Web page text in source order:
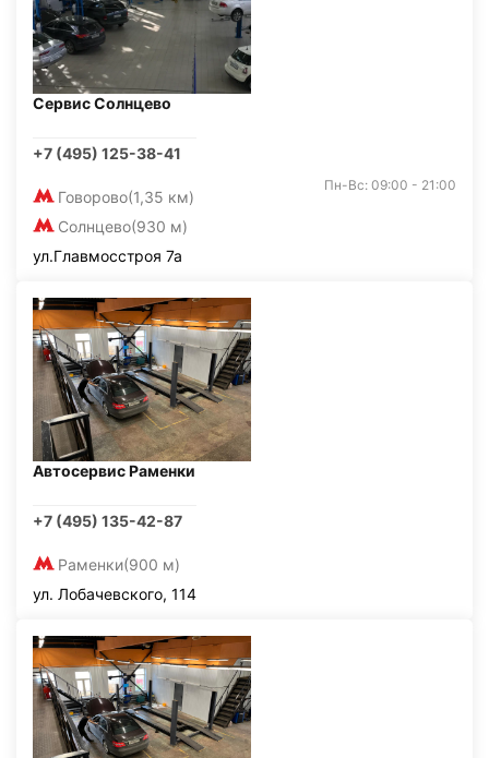
Сервис Солнцево
+7 (495) 125-38-41
Говорово(1,35 км)
Солнцево(930 м)
Пн-Вс: 09:00 - 21:00
ул.Главмосстроя 7а
Автосервис Раменки
+7 (495) 135-42-87
Раменки(900 м)
ул. Лобачевского, 114